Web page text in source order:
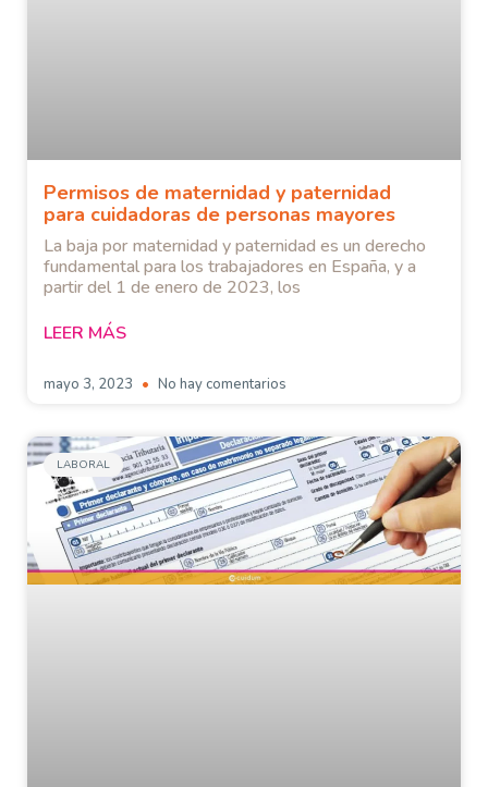
Permisos de maternidad y paternidad
para cuidadoras de personas mayores
La baja por maternidad y paternidad es un derecho
fundamental para los trabajadores en España, y a
partir del 1 de enero de 2023, los
LEER MÁS
mayo 3, 2023 No hay comentarios
LABORAL